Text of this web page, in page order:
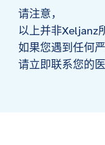
请注意，
以上并非Xeljanz
如果您遇到任何
请立即联系您的医